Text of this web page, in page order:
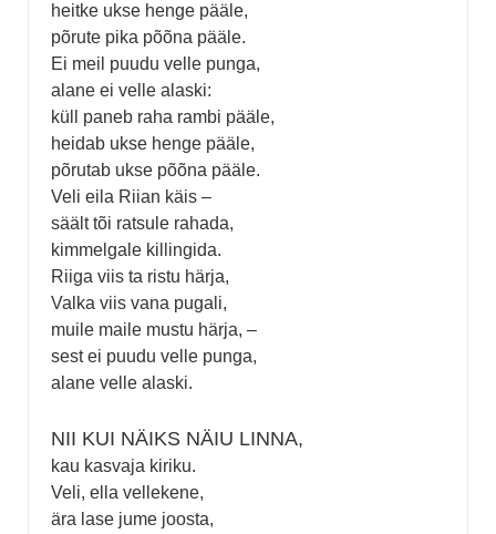
heitke ukse henge pääle,
põrute pika põõna pääle.
Ei meil puudu velle punga,
alane ei velle alaski:
küll paneb raha rambi pääle,
heidab ukse henge pääle,
põrutab ukse põõna pääle.
Veli eila Riian käis –
säält tõi ratsule rahada,
kimmelgale killingida.
Riiga viis ta ristu härja,
Valka viis vana pugali,
muile maile mustu härja, –
sest ei puudu velle punga,
alane velle alaski.
NII KUI NÄIKS NÄIU LINNA,
kau kasvaja kiriku.
Veli, ella vellekene,
ära lase jume joosta,